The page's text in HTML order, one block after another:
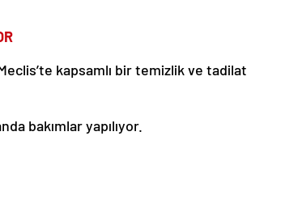
kapsamlı bir temizlik ve tadilat
bakımlar yapılıyor.